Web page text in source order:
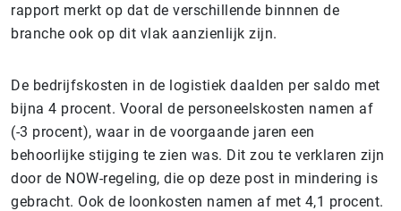
rapport merkt op dat de verschillende binnnen de
branche ook op dit vlak aanzienlijk zijn.
De bedrijfskosten in de logistiek daalden per saldo met
bijna 4 procent. Vooral de personeelskosten namen af
(-3 procent), waar in de voorgaande jaren een
behoorlijke stijging te zien was. Dit zou te verklaren zijn
door de NOW-regeling, die op deze post in mindering is
gebracht. Ook de loonkosten namen af met 4,1 procent.